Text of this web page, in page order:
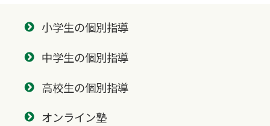
小学生の個別指導
中学生の個別指導
高校生の個別指導
オンライン塾